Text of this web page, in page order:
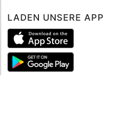
LADEN UNSERE APP